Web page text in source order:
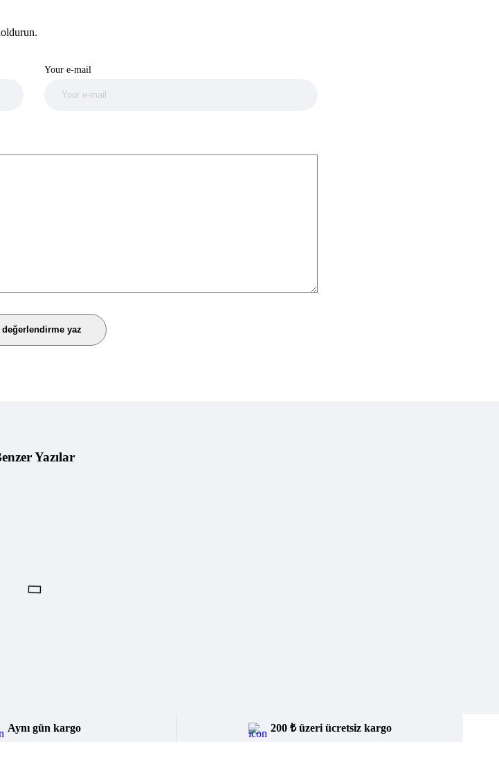
Your e-mail
değerlendirme yaz
Yazılar
Aynı gün kargo 200 ₺ üzeri ücretsiz kargo